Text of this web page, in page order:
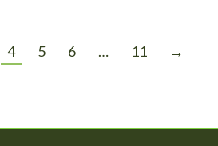
4 5 6 … 11 →